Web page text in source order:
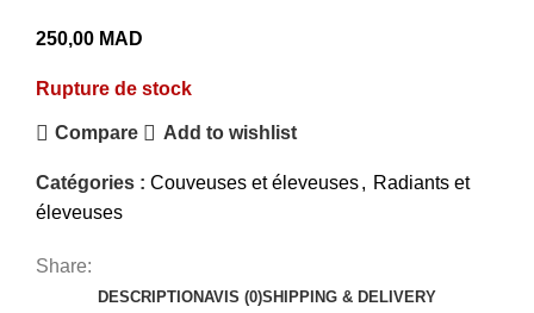
250,00 MAD
Rupture de stock
Compare Add to wishlist
Catégories : Couveuses et éleveuses, Radiants et
éleveuses
Share:
DESCRIPTIONAVIS (0)SHIPPING & DELIVERY